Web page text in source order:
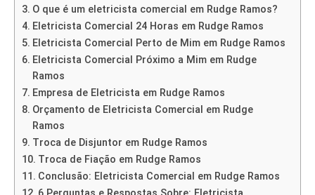
O que é um eletricista comercial em Rudge Ramos?
Eletricista Comercial 24 Horas em Rudge Ramos
Eletricista Comercial Perto de Mim em Rudge Ramos
Eletricista Comercial Próximo a Mim em Rudge
Ramos
Empresa de Eletricista em Rudge Ramos
Orçamento de Eletricista Comercial em Rudge
Ramos
Troca de Disjuntor em Rudge Ramos
Troca de Fiação em Rudge Ramos
Conclusão: Eletricista Comercial em Rudge Ramos